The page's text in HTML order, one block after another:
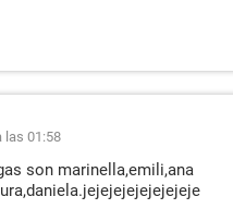
las 01:58
son marinella,emili,ana